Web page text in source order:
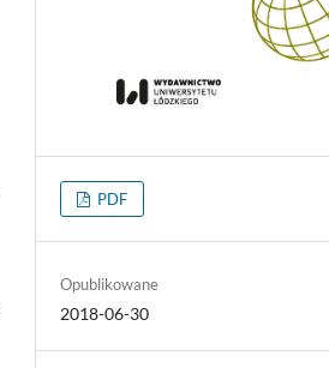
PDF
Opublikowane
2018-06-30